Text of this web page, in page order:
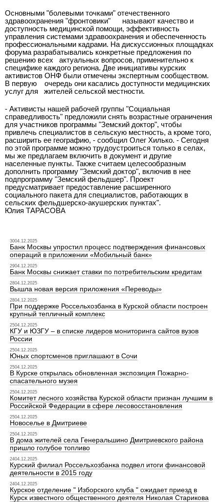
Основными "болевыми точками" отечественного
здравоохранения "фронтовики" называют качество и
доступность медицинской помощи, эффективность
управления системами здравоохранения и обеспеченность
профессиональными кадрами. На дискуссионных площадках
форума разрабатывались конкретные предложения по
решению всех актуальных вопросов, применительно к
специфике каждого региона. Две инициативы курских
активистов ОНФ были отмечены экспертным сообществом.
В первую очередь они касались доступности медицинских
услуг для жителей сельской местности.
- Активисты нашей рабочей группы "Социальная
справедливость" предложили снять возрастные ограничения
для участников программы "Земский доктор", чтобы
привлечь специалистов в сельскую местность, а кроме того,
расширить ее географию, - сообщил Олег Хилько. - Сегодня
по этой программе можно трудоустроиться только в селах,
мы же предлагаем включить в документ и другие
населенные пункты. Также считаем целесообразным
дополнить программу "Земский доктор", включив в нее
подпрограмму "Земский фельдшер". Проект
предусматривает предоставление расширенного
социального пакета для специалистов, работающих в
сельских фельдшерско-акушерских пунктах".
Юлия ТАРАСОВА
3004.12.2025
Банк Москвы упростил процесс подтверждения финансовых
операций в приложении «Мобильный банк»
2904.12.2025
Банк Москвы снижает ставки по потребительским кредитам
2804.12.2025
Вышла новая версия приложения «Переводы»
2804.12.2025
При поддержке Россельхозбанка в Курской области построен
крупный тепличный комплекс
2504.12.2025
КГУ и ЮЗГУ – в списке лидеров мониторинга сайтов вузов
России
2504.12.2025
Юных спортсменов приглашают в Сочи
2504.12.2025
В Курске открылась обновленная экспозиция Пожарно-
спасательного музея
2504.12.2025
Комитет лесного хозяйства Курской области признан лучшим в
Российской Федерации в сфере лесовосстановления
2504.12.2025
Новоселье в Дмитриеве
2504.12.2025
В дома жителей села Генеральшино Дмитриевского района
пришло голубое топливо
2404.12.2025
Курский филиал Россельхозбанка подвел итоги финансовой
деятельности в 2015 году
2404.12.2025
Курское отделение " Изборского клуба " ожидает приезд в
Курск известного общественного деятеля Николая Старикова